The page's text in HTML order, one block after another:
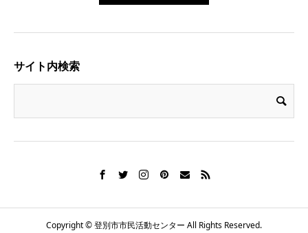
サイト内検索
Copyright © 登別市市民活動センター All Rights Reserved.